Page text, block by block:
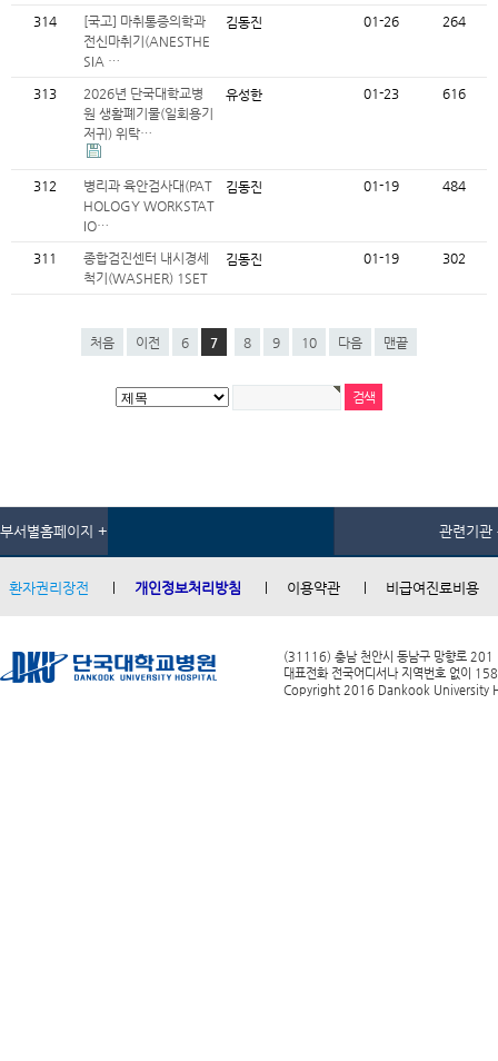
314
[국고] 마취통증의학과
전신마취기(ANESTHE
SIA …
김동진 01-26 264
313
2026년 단국대학교병
원 생활폐기물(일회용기
저귀) 위탁…
유성한 01-23 616
312
병리과 육안검사대(PAT
HOLOGY WORKSTAT
IO…
김동진 01-19 484
311
종합검진센터 내시경세
척기(WASHER) 1SET
김동진 01-19 302
처음 이전 6 7 8 9 10 다음 맨끝
부서별홈페이지 + 관련기관
환자권리장전 개인정보처리방침 이용약관 비급여진료비용
(31116) 충남 천안시 동남구 망향로 201
대표전화 전국어디서나 지역번호 없이
Copyright 2016 Dankook University